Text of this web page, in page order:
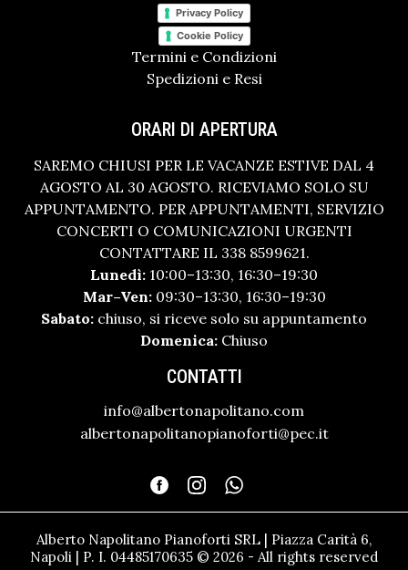
Privacy Policy
Cookie Policy
Termini e Condizioni
Spedizioni e Resi
ORARI DI APERTURA
SAREMO CHIUSI PER LE VACANZE ESTIVE DAL 4
AGOSTO AL 30 AGOSTO. RICEVIAMO SOLO SU
APPUNTAMENTO. PER APPUNTAMENTI, SERVIZIO
CONCERTI O COMUNICAZIONI URGENTI
CONTATTARE IL 338 8599621.
Lunedì: 10:00–13:30, 16:30–19:30
Mar–Ven:09:30–13:30, 16:30–19:30
Sabato: chiuso, si riceve solo su appuntamento
Domenica: Chiuso
CONTATTI
info@albertonapolitano.com
albertonapolitanopianoforti@pec.it
Alberto Napolitano Pianoforti SRL | Piazza Carità 6,
Napoli | P. I. 04485170635 © 2026 - All rights reserved